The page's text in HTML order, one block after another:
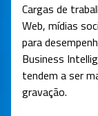
Cargas de
Web, mídias
para
Business
tendem a ser
gravação.